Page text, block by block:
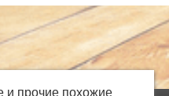
и прочие похожие